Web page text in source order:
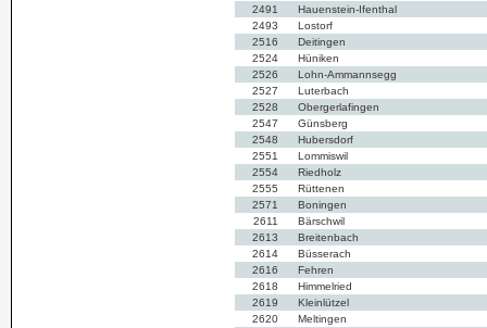
2491
Hauenstein-Ifenthal
2493
Lostorf
2516
Deitingen
2524
Hüniken
2526
Lohn-Ammannsegg
2527
Luterbach
2528
Obergerlafingen
2547
Günsberg
2548
Hubersdorf
2551
Lommiswil
2554
Riedholz
2555
Rüttenen
2571
Boningen
2611
Bärschwil
2613
Breitenbach
2614
Büsserach
2616
Fehren
2618
Himmelried
2619
Kleinlützel
2620
Meltingen